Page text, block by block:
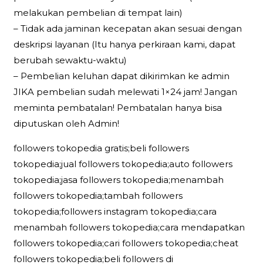
melakukan pembelian di tempat lain)
– Tidak ada jaminan kecepatan akan sesuai dengan
deskripsi layanan (Itu hanya perkiraan kami, dapat
berubah sewaktu-waktu)
– Pembelian keluhan dapat dikirimkan ke admin
JIKA pembelian sudah melewati 1×24 jam! Jangan
meminta pembatalan! Pembatalan hanya bisa
diputuskan oleh Admin!
followers tokopedia gratis;beli followers
tokopedia;jual followers tokopedia;auto followers
tokopedia;jasa followers tokopedia;menambah
followers tokopedia;tambah followers
tokopedia;followers instagram tokopedia;cara
menambah followers tokopedia;cara mendapatkan
followers tokopedia;cari followers tokopedia;cheat
followers tokopedia;beli followers di